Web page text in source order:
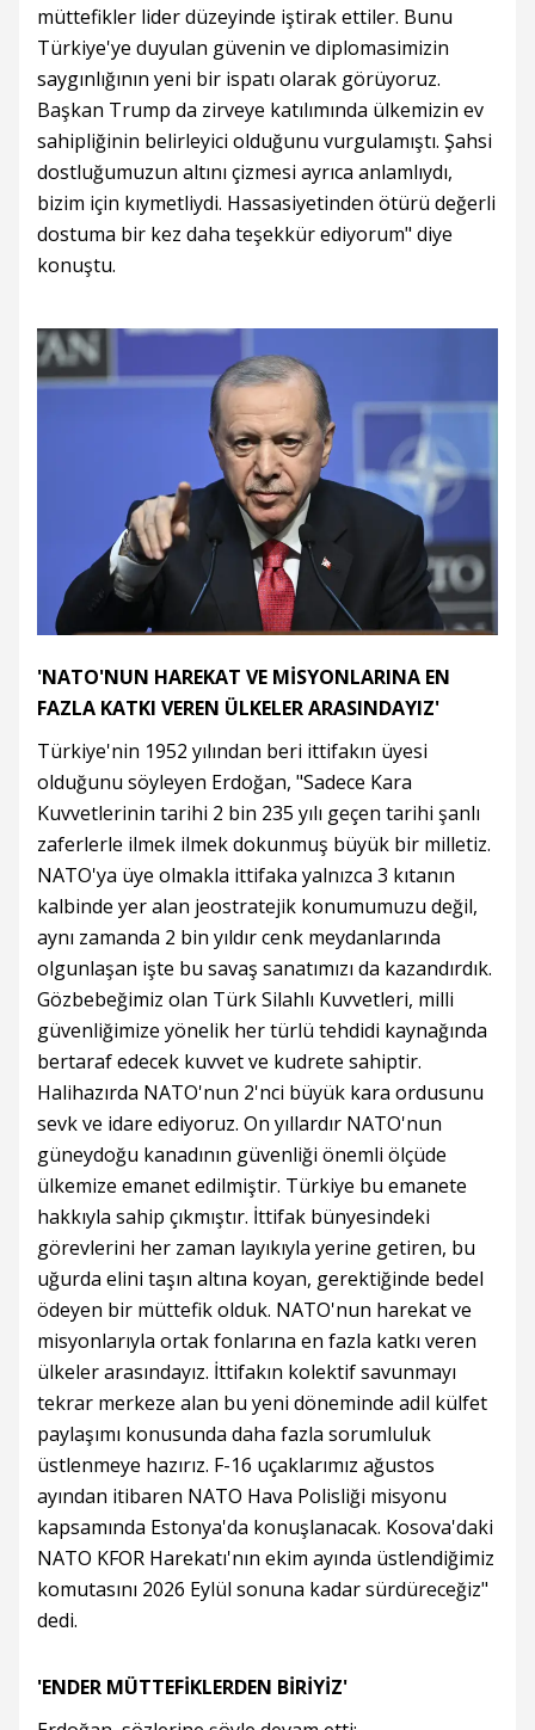
müttefikler lider düzeyinde iştirak ettiler. Bunu
Türkiye'ye duyulan güvenin ve diplomasimizin
saygınlığının yeni bir ispatı olarak görüyoruz.
Başkan Trump da zirveye katılımında ülkemizin ev
sahipliğinin belirleyici olduğunu vurgulamıştı. Şahsi
dostluğumuzun altını çizmesi ayrıca anlamlıydı,
bizim için kıymetliydi. Hassasiyetinden ötürü değerli
dostuma bir kez daha teşekkür ediyorum" diye
konuştu.
'NATO'NUN HAREKAT VE MİSYONLARINA EN
FAZLA KATKI VEREN ÜLKELER ARASINDAYIZ'
Türkiye'nin 1952 yılından beri ittifakın üyesi
olduğunu söyleyen Erdoğan, "Sadece Kara
Kuvvetlerinin tarihi 2 bin 235 yılı geçen tarihi şanlı
zaferlerle ilmek ilmek dokunmuş büyük bir milletiz.
NATO'ya üye olmakla ittifaka yalnızca 3 kıtanın
kalbinde yer alan jeostratejik konumumuzu değil,
aynı zamanda 2 bin yıldır cenk meydanlarında
olgunlaşan işte bu savaş sanatımızı da kazandırdık.
Gözbebeğimiz olan Türk Silahlı Kuvvetleri, milli
güvenliğimize yönelik her türlü tehdidi kaynağında
bertaraf edecek kuvvet ve kudrete sahiptir.
Halihazırda NATO'nun 2'nci büyük kara ordusunu
sevk ve idare ediyoruz. On yıllardır NATO'nun
güneydoğu kanadının güvenliği önemli ölçüde
ülkemize emanet edilmiştir. Türkiye bu emanete
hakkıyla sahip çıkmıştır. İttifak bünyesindeki
görevlerini her zaman layıkıyla yerine getiren, bu
uğurda elini taşın altına koyan, gerektiğinde bedel
ödeyen bir müttefik olduk. NATO'nun harekat ve
misyonlarıyla ortak fonlarına en fazla katkı veren
ülkeler arasındayız. İttifakın kolektif savunmayı
tekrar merkeze alan bu yeni döneminde adil külfet
paylaşımı konusunda daha fazla sorumluluk
üstlenmeye hazırız. F-16 uçaklarımız ağustos
ayından itibaren NATO Hava Polisliği misyonu
kapsamında Estonya'da konuşlanacak. Kosova'daki
NATO KFOR Harekatı'nın ekim ayında üstlendiğimiz
komutasını 2026 Eylül sonuna kadar sürdüreceğiz"
dedi.
'ENDER MÜTTEFİKLERDEN BİRİYİZ'